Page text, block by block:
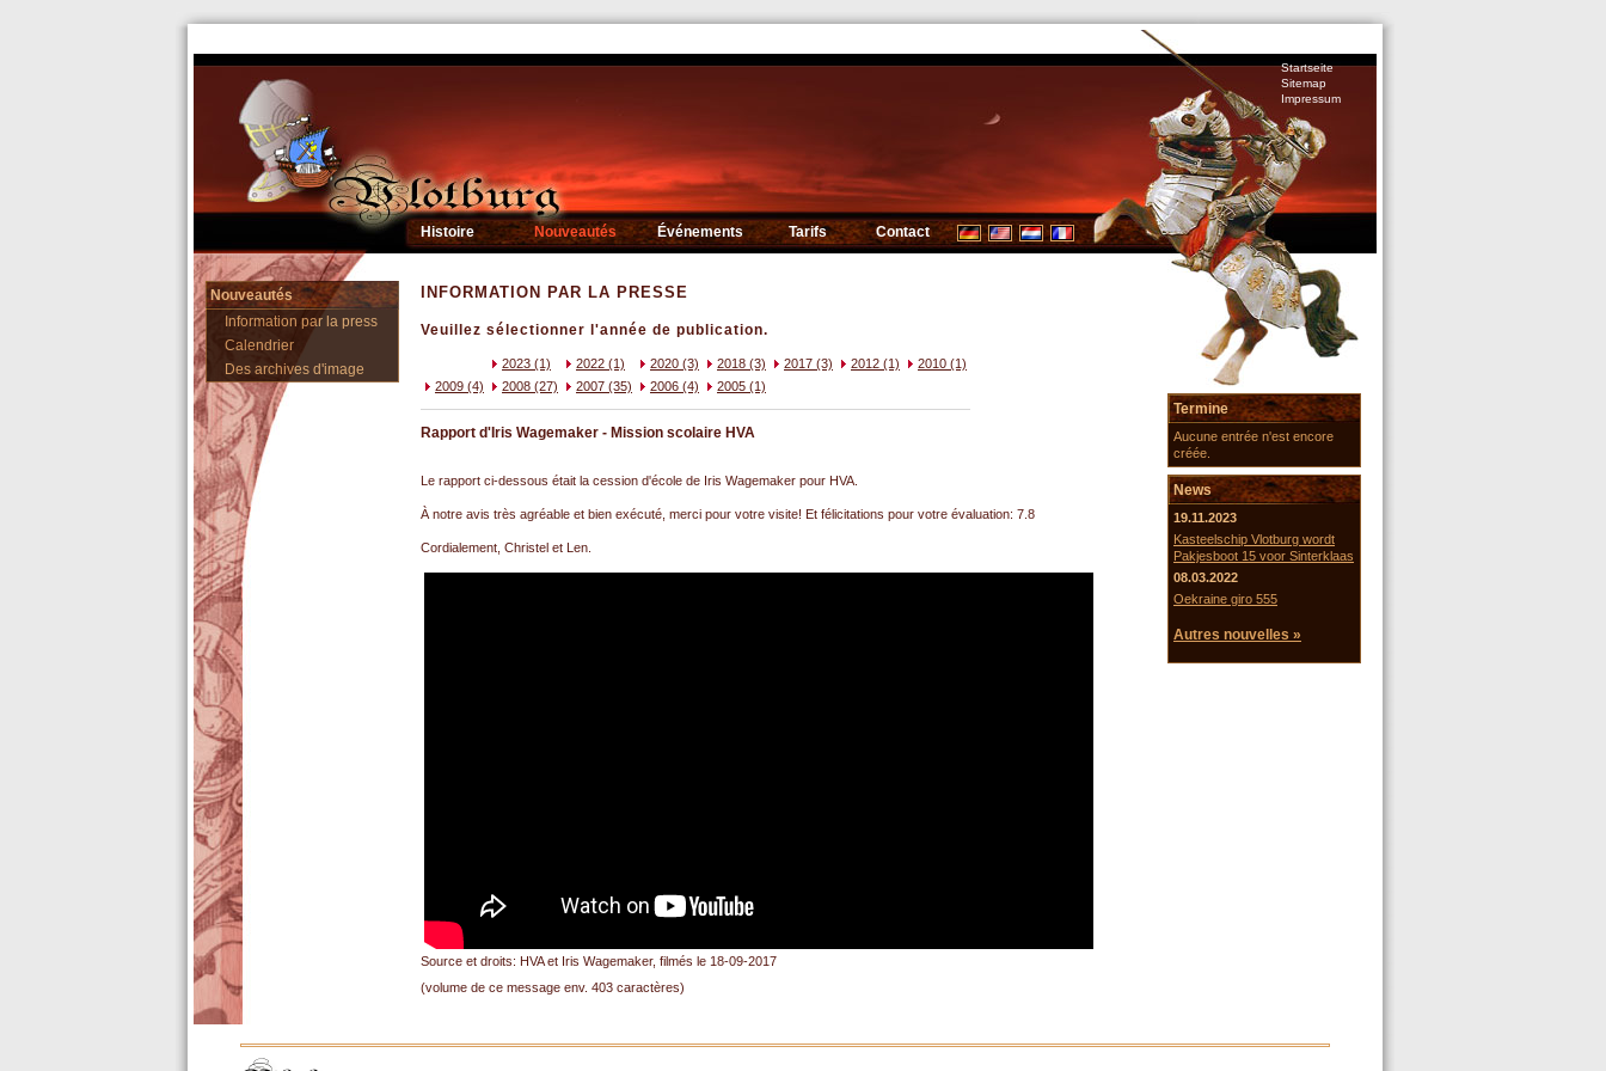
Startseite
Sitemap
Impressum
Histoire Nouveautés Événements Tarifs Contact
Nouveautés
Information par la press
Calendrier
Des archives d'image
INFORMATION PAR LA PRESSE
Veuillez sélectionner l'année de publication.
2023 (1) 2022 (1) 2020 (3) 2018 (3) 2017 (3) 2012 (1)
2010 (1)
2009 (4)
2008 (27) 2007 (35) 2006 (4) 2005 (1)
Rapport d'Iris Wagemaker - Mission scolaire HVA
Le rapport ci-dessous était la cession d'école de Iris Wagemaker pour HVA.
À notre avis très agréable et bien exécuté, merci pour votre visite! Et félicitations pour votre évaluation: 7.8
Cordialement, Christel et Len.
Source et droits: HVA et Iris Wagemaker, filmés le 18-09-2017
(volume de ce message env. 403 caractères)
Termine
Aucune entrée n'est encore
créée.
News
19.11.2023
Kasteelschip Vlotburg wordt
Pakjesboot 15 voor Sinterklaas
08.03.2022
Oekraine giro 555
Autres nouvelles »